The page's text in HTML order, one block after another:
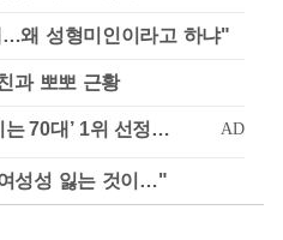
왜 성형미인이라고 하냐"
과 뽀뽀 근황
성성 잃는 것이…"